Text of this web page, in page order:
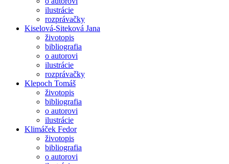
ilustrácie
rozprávačky
Kiselová-Siteková Jana
životopis
bibliografia
o autorovi
ilustrácie
rozprávačky
Klepoch Tomáš
životopis
bibliografia
o autorovi
ilustrácie
Klimáček Fedor
životopis
bibliografia
o autorovi